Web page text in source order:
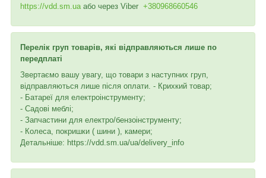
https://vdd.sm.ua або через Viber +380968660546
Перелік груп товарів, які відправляються лише по
передплаті
Звертаємо вашу увагу, що товари з наступних груп,
відправляються лише після оплати. - Крихкий товар;
- Батареї для електроінструменту;
- Садові меблі;
- Запчастини для електро/бензоінструменту;
- Колеса, покришки ( шини ), камери;
Детальніше: https://vdd.sm.ua/ua/delivery_info